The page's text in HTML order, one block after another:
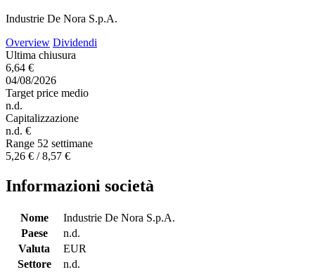
Industrie De Nora S.p.A.
Overview Dividendi
Ultima chiusura
6,64 €
04/08/2026
Target price medio
n.d.
Capitalizzazione
n.d. €
Range 52 settimane
5,26 € / 8,57 €
Informazioni società
Nome
Industrie De Nora S.p.A.
Paese
n.d.
Valuta
EUR
Settore
n.d.